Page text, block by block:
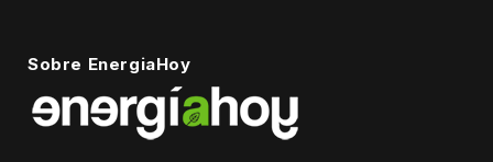
Sobre EnergiaHoy